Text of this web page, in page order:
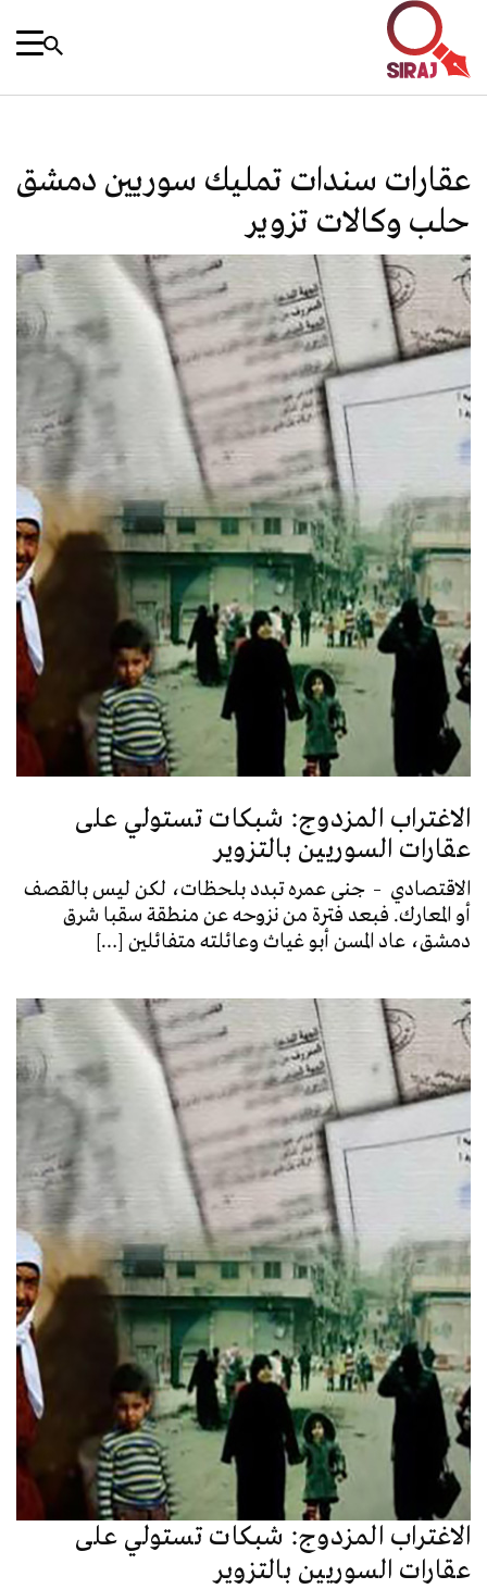
عقارات سندات تمليك سوريين دمشق
حلب وكالات تزوير
الاغتراب المزدوج: شبكات تستولي على
عقارات السوريين بالتزوير
الاقتصادي – جنى عمره تبدد بلحظات، لكن ليس بالقصف
أو المعارك. فبعد فترة من نزوحه عن منطقة سقبا شرق
دمشق، عاد المسن أبو غياث وعائلته متفائلين […]
الاغتراب المزدوج: شبكات تستولي على
عقارات السوريين بالتزوير